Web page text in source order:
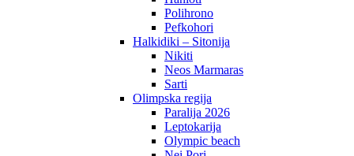
Polihrono
Pefkohori
Halkidiki – Sitonija
Nikiti
Neos Marmaras
Sarti
Olimpska regija
Paralija 2026
Leptokarija
Olympic beach